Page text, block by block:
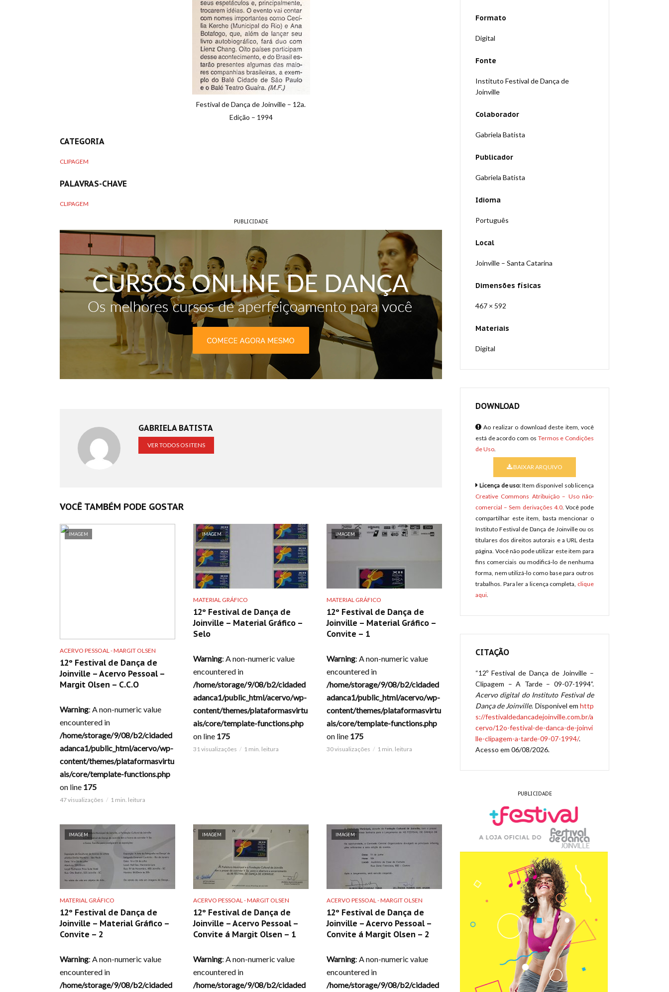
Festival de Dança de Joinville – 12a.
Edição – 1994
CATEGORIA
CLIPAGEM
PALAVRAS-CHAVE
CLIPAGEM
PUBLICIDADE
GABRIELA BATISTA
VER TODOS OS ITENS
VOCÊ TAMBÉM PODE GOSTAR
IMAGEM
ACERVO PESSOAL - MARGIT OLSEN
12º Festival de Dança de
Joinville – Acervo Pessoal –
Margit Olsen – C.C.O
Warning: A non-numeric value
encountered in
/home/storage/9/08/b2/cidaded
adanca1/public_html/acervo/wp-
content/themes/plataformasvirtu
ais/core/template-functions.php
on line 175
47 visualizações 1 min. leitura
IMAGEM
MATERIAL GRÁFICO
12º Festival de Dança de
Joinville – Material Gráfico –
Selo
Warning: A non-numeric value
encountered in
/home/storage/9/08/b2/cidaded
adanca1/public_html/acervo/wp-
content/themes/plataformasvirtu
ais/core/template-functions.php
on line 175
31 visualizações 1 min. leitura
IMAGEM
MATERIAL GRÁFICO
12º Festival de Dança de
Joinville – Material Gráfico –
Convite – 1
Warning: A non-numeric value
encountered in
/home/storage/9/08/b2/cidaded
adanca1/public_html/acervo/wp-
content/themes/plataformasvirtu
ais/core/template-functions.php
on line 175
30 visualizações 1 min. leitura
IMAGEM
MATERIAL GRÁFICO
12º Festival de Dança de
Joinville – Material Gráfico –
Convite – 2
Warning: A non-numeric value
encountered in
/home/storage/9/08/b2/cidaded
IMAGEM
ACERVO PESSOAL - MARGIT OLSEN
12º Festival de Dança de
Joinville – Acervo Pessoal –
Convite á Margit Olsen – 1
Warning: A non-numeric value
encountered in
/home/storage/9/08/b2/cidaded
IMAGEM
ACERVO PESSOAL - MARGIT OLSEN
12º Festival de Dança de
Joinville – Acervo Pessoal –
Convite á Margit Olsen – 2
Warning: A non-numeric value
encountered in
/home/storage/9/08/b2/cidaded
Formato
Digital
Fonte
Instituto Festival de Dança de
Joinville
Colaborador
Gabriela Batista
Publicador
Gabriela Batista
Idioma
Português
Local
Joinville – Santa Catarina
Dimensões físicas
467 × 592
Materiais
Digital
DOWNLOAD
Ao realizar o download deste item, você
está de acordo com os Termos e Condições
de Uso.
BAIXAR ARQUIVO
Licença de uso: Item disponível sob licença
Creative Commons Atribuição – Uso não-
comercial – Sem derivações 4.0. Você pode
compartilhar este item, basta mencionar o
Instituto Festival de Dança de Joinville ou os
titulares dos direitos autorais e a URL desta
página. Você não pode utilizar este item para
fins comerciais ou modificá-lo de nenhuma
forma, nem utilizá-lo como base para outros
trabalhos. Para ler a licença completa, clique
aqui.
CITAÇÃO
“12º Festival de Dança de Joinville –
Clipagem – A Tarde – 09-07-1994”.
Acervo digital do Instituto Festival de
Dança de Joinville. Disponível emhttp
s://festivaldedancadejoinville.com.br/a
cervo/12o-festival-de-danca-de-joinvi
lle-clipagem-a-tarde-09-07-1994/.
Acesso em 06/08/2026.
PUBLICIDADE